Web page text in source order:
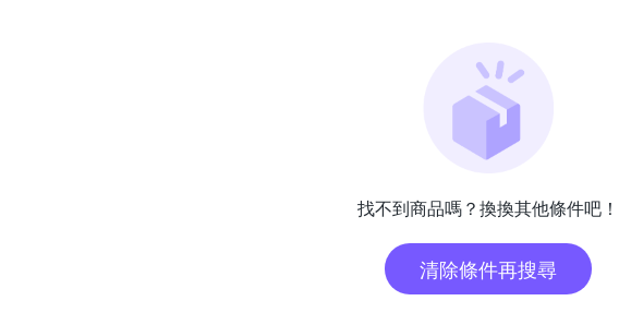
找不到商品嗎？換換其他條件吧！
清除條件再搜尋